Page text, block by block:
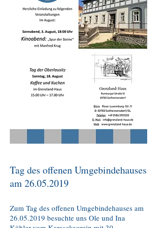
Tag des offenen Umgebindehauses
am26.05.2019
Zum Tag des offenen Umgebindehauses am
26.05.2019 besuchte uns Ole und Ina